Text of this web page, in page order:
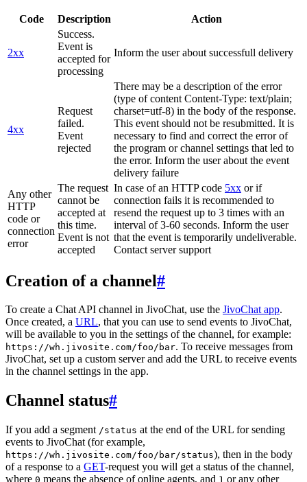
Code Description Action
2xx
Success.
Event is
accepted for
processing
Inform the user about successfull delivery
4xx
Request
failed.
Event
rejected
There may be a description of the error
(type of content Content-Type: text/plain;
charset=utf-8) in the body of the response.
This event should not be resubmitted. It is
necessary to find and correct the error of
the program or channel settings that led to
the error. Inform the user about the event
delivery failure
Any other
HTTP
code or
connection
error
The request
cannot be
accepted at
this time.
Event is not
accepted
In case of an HTTP code 5xx or if
connection fails it is recommended to
resend the request up to 3 times with an
interval of 3-60 seconds. Inform the user
that the event is temporarily undeliverable.
Contact server support
Creation of a channel#
To create a Chat API channel in JivoChat, use the JivoChat app.
Once created, a URL, that you can use to send events to JivoChat,
will be available to you in the settings of the channel, for example:
https://wh.jivosite.com/foo/bar. To receive messages from
JivoChat, set up a custom server and add the URL to receive events
in the channel settings in the app.
Channel status#
If you add a segment /status at the end of the URL for sending
events to JivoChat (for example,
https://wh.jivosite.com/foo/bar/status), then in the body
of a response to a GET-request you will get a status of the channel,
where 0 means the absence of online agents, and 1 or any other